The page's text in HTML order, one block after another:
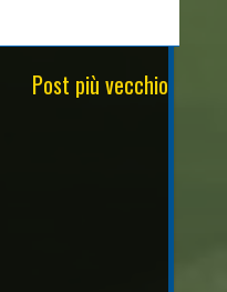
Post più vecchio